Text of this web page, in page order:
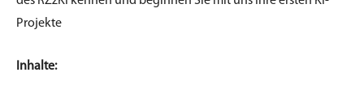
Projekte
Inhalte: